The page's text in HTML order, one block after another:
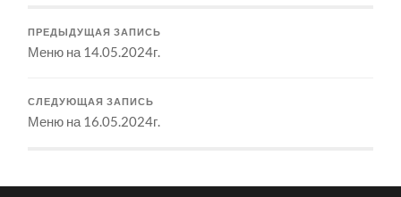
ПРЕДЫДУЩАЯ ЗАПИСЬ
Меню на 14.05.2024г.
СЛЕДУЮЩАЯ ЗАПИСЬ
Меню на 16.05.2024г.